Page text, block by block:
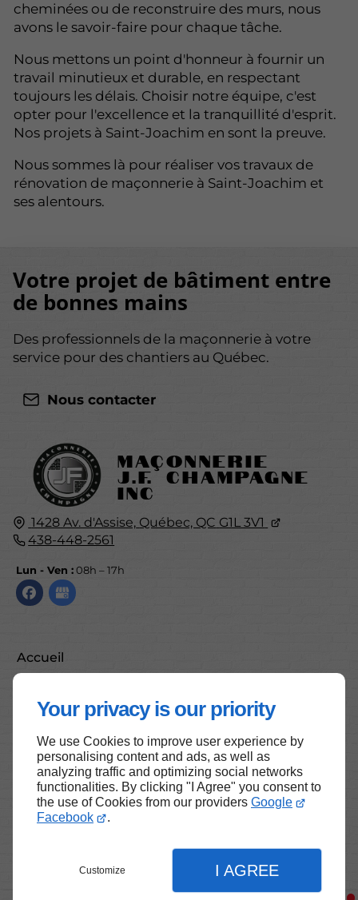
Your privacy is our priority
We use Cookies to improve user experience by
personalising content and ads, as well as
analyzing traffic and optimizing social networks
functionalities. By clicking "I Agree" you consent to
the use of Cookies from our providers Google
Facebook
.
Customize I AGREE
cheminées ou de reconstruire des murs, nous
avons le savoir-faire pour chaque tâche.
Nous mettons un point d'honneur à fournir un
travail minutieux et durable, en respectant
toujours les délais. Choisir notre équipe, c'est
opter pour l'excellence et la tranquillité d'esprit.
Nos projets à Saint-Joachim en sont la preuve.
Nous sommes là pour réaliser vos travaux de
rénovation de maçonnerie à Saint-Joachim et
ses alentours.
Maçonnerie
J.F. Champagne
Inc
1428 Av. d'Assise, Québec, QC G1L 3V1
438-448-2561
Lun - Ven :08h – 17h
Accueil
Politique de confidentialité
Plan du site
Votre projet de bâtiment entre
de bonnes mains
Des professionnels de la maçonnerie à votre
service pour des chantiers au Québec.
Nous contacter
Haut de page